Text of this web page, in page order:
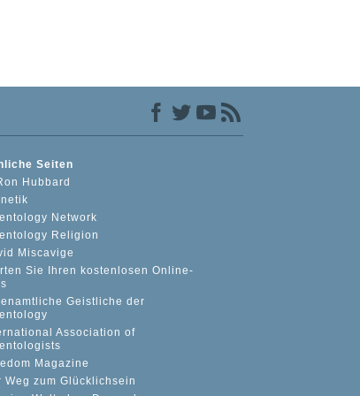
Seiten
Hubbard
Network
Religion
Miscavige
Sie Ihren kostenlosen Online-
Geistliche der
Association of
Magazine
Weg zum Glücklichsein